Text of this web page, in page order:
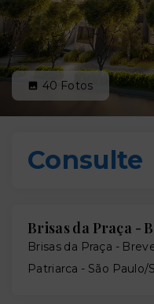
40 Fotos
Consulte
Brisas da Praça -
Brisas da Praça -
Patriarca - São Paulo/